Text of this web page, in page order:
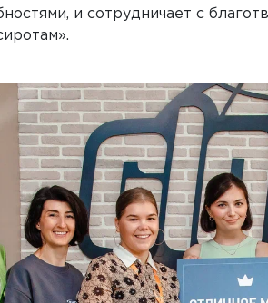
и сотрудничает с